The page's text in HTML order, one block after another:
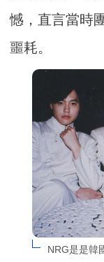
憾，直言當時
噩耗。
NRG是是韓